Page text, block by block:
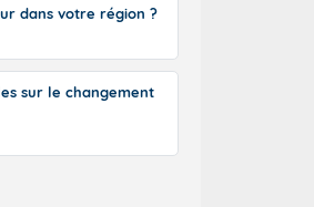
dans votre région ?
sur le changement